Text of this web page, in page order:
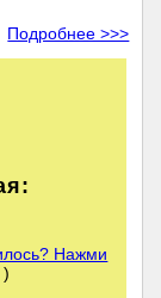
Подробнее >>>
Нажми
)